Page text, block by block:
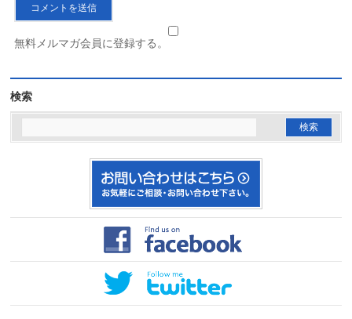
無料メルマガ会員に登録する。
検索